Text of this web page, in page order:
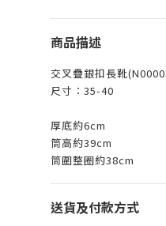
商品描述
交叉疊銀扣長靴
尺寸：35-40
厚底約6cm
筒高約39cm
筒圍整圈約38cm
送貨及付款方式